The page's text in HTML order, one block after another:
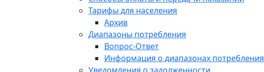
Тарифы для населения
Архив
Диапазоны потребления
Вопрос-Ответ
Информация о диапазонах потребления